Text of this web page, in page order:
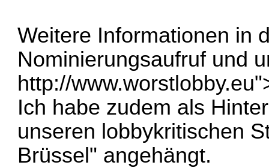
Weitere Informationen in
Nominierungsaufruf und
http://www.worstlobby.eu
Ich habe zudem als
unseren lobbykritischen
Brüssel" angehängt.